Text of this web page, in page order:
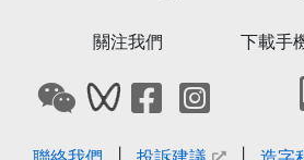
關注我們
打開教青局微信QRCode
打開教青局微信影音號
打開教青局
下載手